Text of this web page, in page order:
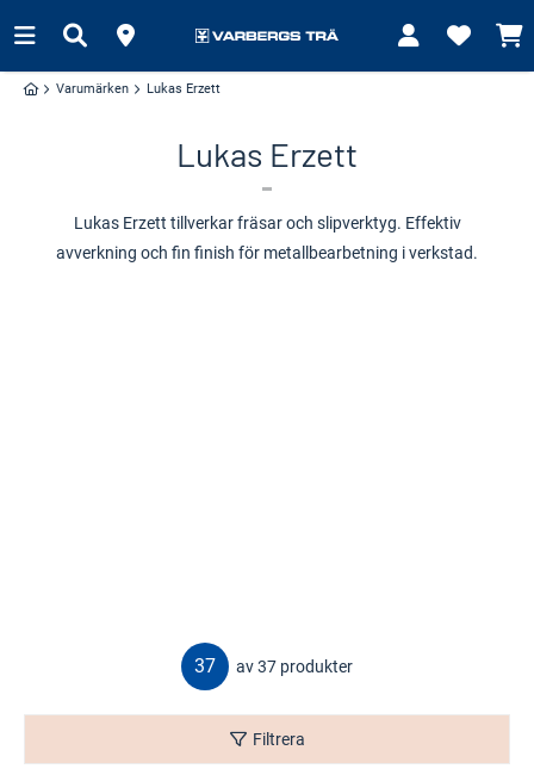
Varumärken Lukas Erzett
Lukas Erzett
Lukas Erzett tillverkar fräsar och slipverktyg. Effektiv
avverkning och fin finish för metallbearbetning i verkstad.
37 av 37 produkter
Filtrera